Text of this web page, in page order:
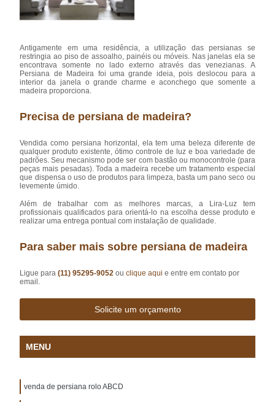
Antigamente em uma residência, a utilização das persianas se
restringia ao piso de assoalho, painéis ou móveis. Nas janelas ela se
encontrava somente no lado externo através das venezianas. A
Persiana de Madeira foi uma grande ideia, pois deslocou para a
interior da janela o grande charme e aconchego que somente a
madeira proporciona.
Precisa de persiana de madeira?
Vendida como persiana horizontal, ela tem uma beleza diferente de
qualquer produto existente, ótimo controle de luz e boa variedade de
padrões. Seu mecanismo pode ser com bastão ou monocontrole (para
peças mais pesadas). Toda a madeira recebe um tratamento especial
que dispensa o uso de produtos para limpeza, basta um pano seco ou
levemente úmido.
Além de trabalhar com as melhores marcas, a Lira-Luz tem
profissionais qualificados para orientá-lo na escolha desse produto e
realizar uma entrega pontual com instalação de qualidade.
Para saber mais sobre persiana de madeira
Ligue para(11) 95295-9052ouclique aqui e entre em contato por
email.
Solicite um orçamento
MENU
venda de persiana rolo ABCD